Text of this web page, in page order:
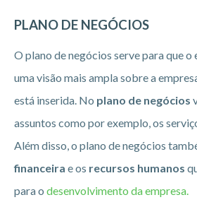
PLANO DE NEGÓCIOS
O plano de negócios serve para que
uma visão mais ampla sobre a
está inserida. No plano de negócios
assuntos como por exemplo, os
Além disso, o plano de negócios
financeira e os recursos humanos
para o desenvolvimento da empresa.